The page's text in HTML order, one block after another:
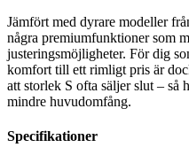
Jämfört med dyrare modeller
några premiumfunktioner som
justeringsmöjligheter. För dig
komfort till ett rimligt pris är
att storlek S ofta säljer slut – så
mindre huvudomfång.
Specifikationer